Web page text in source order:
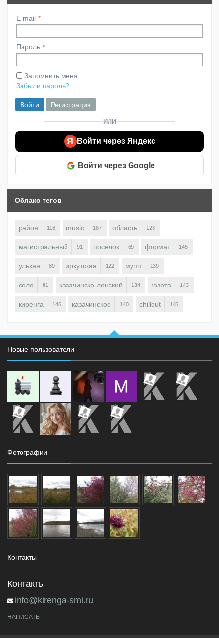
E-mail
Пароль
Запомнить меня
Забыли пароль?
Войти Регистрация
ИЛИ
Я Войти через Яндекс
Войти через Google
Облако тегов
район 116 music 187 область 123
магистральный 91 поселок 69 формат 145
улькан 89 иркутская 122 мупп 139
село 81 казачинско-ленский 134 газета 143
киренга 146 казачинское 140 chillout 145
Новые пользователи
Фотографии
Контакты
Контакты
info@kirenga-smi.ru
НАПИСАТЬ